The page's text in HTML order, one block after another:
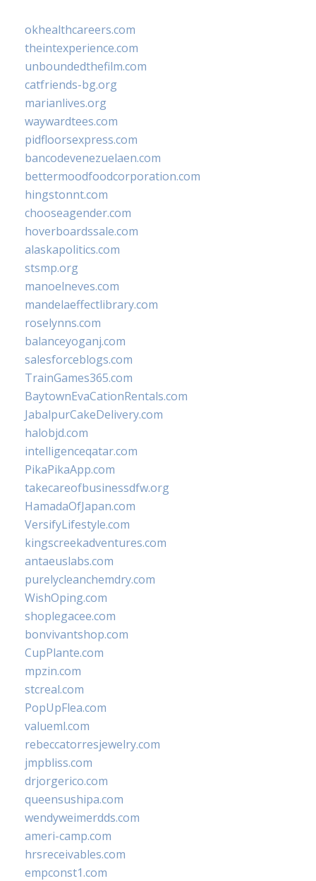
okhealthcareers.com
theintexperience.com
unboundedthefilm.com
catfriends-bg.org
marianlives.org
waywardtees.com
pidfloorsexpress.com
bancodevenezuelaen.com
bettermoodfoodcorporation.com
hingstonnt.com
chooseagender.com
hoverboardssale.com
alaskapolitics.com
stsmp.org
manoelneves.com
mandelaeffectlibrary.com
roselynns.com
balanceyoganj.com
salesforceblogs.com
TrainGames365.com
BaytownEvaCationRentals.com
JabalpurCakeDelivery.com
halobjd.com
intelligenceqatar.com
PikaPikaApp.com
takecareofbusinessdfw.org
HamadaOfJapan.com
VersifyLifestyle.com
kingscreekadventures.com
antaeuslabs.com
purelycleanchemdry.com
WishOping.com
shoplegacee.com
bonvivantshop.com
CupPlante.com
mpzin.com
stcreal.com
PopUpFlea.com
valueml.com
rebeccatorresjewelry.com
jmpbliss.com
drjorgerico.com
queensushipa.com
wendyweimerdds.com
ameri-camp.com
hrsreceivables.com
empconst1.com